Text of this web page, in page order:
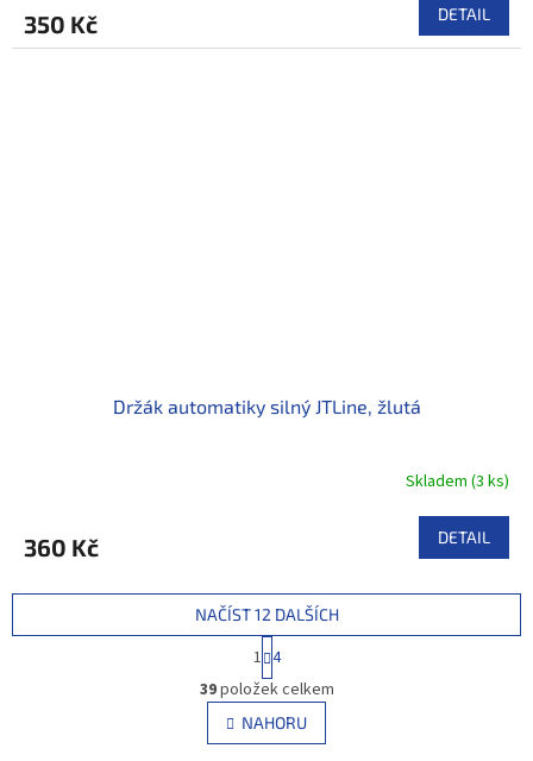
350 Kč DETAIL
Držák automatiky silný JTLine, žlutá
Skladem (3 ks)
360 Kč DETAIL
O
v
l
á
NAČÍST 12 DALŠÍCH
t
r
á
n
k
1 4
39položek celkem
NAHORU